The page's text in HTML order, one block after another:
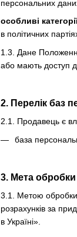
персональних
особливі
в політичних
1.3. Дане
або мають доступ
2. Перелік баз
2.1. Продавець є
база
3. Мета
3.1. Метою обробки
розрахунків за
в Україні».